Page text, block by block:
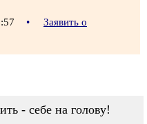
•
Заявить о
- себе на голову!